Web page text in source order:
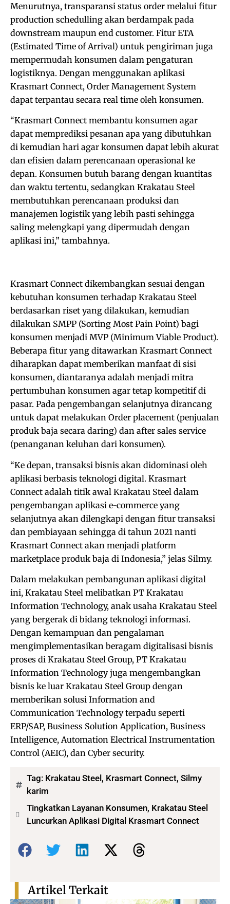
Menurutnya, transparansi status order melalui fitur
production schedulling akan berdampak pada
downstream maupun end customer. Fitur ETA
(Estimated Time of Arrival) untuk pengiriman juga
mempermudah konsumen dalam pengaturan
logistiknya. Dengan menggunakan aplikasi
Krasmart Connect, Order Management System
dapat terpantau secara real time oleh konsumen.
“Krasmart Connect membantu konsumen agar
dapat memprediksi pesanan apa yang dibutuhkan
di kemudian hari agar konsumen dapat lebih akurat
dan efisien dalam perencanaan operasional ke
depan. Konsumen butuh barang dengan kuantitas
dan waktu tertentu, sedangkan Krakatau Steel
membutuhkan perencanaan produksi dan
manajemen logistik yang lebih pasti sehingga
saling melengkapi yang dipermudah dengan
aplikasi ini,” tambahnya.
Krasmart Connect dikembangkan sesuai dengan
kebutuhan konsumen terhadap Krakatau Steel
berdasarkan riset yang dilakukan, kemudian
dilakukan SMPP (Sorting Most Pain Point) bagi
konsumen menjadi MVP (Minimum Viable Product).
Beberapa fitur yang ditawarkan Krasmart Connect
diharapkan dapat memberikan manfaat di sisi
konsumen, diantaranya adalah menjadi mitra
pertumbuhan konsumen agar tetap kompetitif di
pasar. Pada pengembangan selanjutnya dirancang
untuk dapat melakukan Order placement (penjualan
produk baja secara daring) dan after sales service
(penanganan keluhan dari konsumen).
“Ke depan, transaksi bisnis akan didominasi oleh
aplikasi berbasis teknologi digital. Krasmart
Connect adalah titik awal Krakatau Steel dalam
pengembangan aplikasi e-commerce yang
selanjutnya akan dilengkapi dengan fitur transaksi
dan pembiayaan sehingga di tahun 2021 nanti
Krasmart Connect akan menjadi platform
marketplace produk baja di Indonesia,” jelas Silmy.
Dalam melakukan pembangunan aplikasi digital
ini, Krakatau Steel melibatkan PT Krakatau
Information Technology, anak usaha Krakatau Steel
yang bergerak di bidang teknologi informasi.
Dengan kemampuan dan pengalaman
mengimplementasikan beragam digitalisasi bisnis
proses di Krakatau Steel Group, PT Krakatau
Information Technology juga mengembangkan
bisnis ke luar Krakatau Steel Group dengan
memberikan solusi Information and
Communication Technology terpadu seperti
ERP/SAP, Business Solution Application, Business
Intelligence, Automation Electrical Instrumentation
Control (AEIC), dan Cyber security.
Tag: Krakatau Steel , Krasmart Connect, Silmy
karim
Tingkatkan Layanan Konsumen, Krakatau Steel
Luncurkan Aplikasi Digital Krasmart Connect
Bagikan:
Artikel Terkait